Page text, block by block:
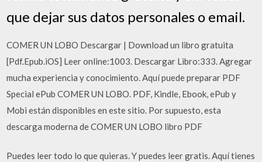
que dejar sus datos personales o email.
COMER UN LOBO Descargar | Download un libro gratuita
[Pdf.Epub.iOS] Leer online:1003. Descargar Libro:333. Agregar
mucha experiencia y conocimiento. Aquí puede preparar PDF
Special ePub COMER UN LOBO. PDF, Kindle, Ebook, ePub y
Mobi están disponibles en este sitio. Por supuesto, esta
descarga moderna de COMER UN LOBO libro PDF
Puedes leer todo lo que quieras. Y puedes leer gratis. Aquí­ tienes